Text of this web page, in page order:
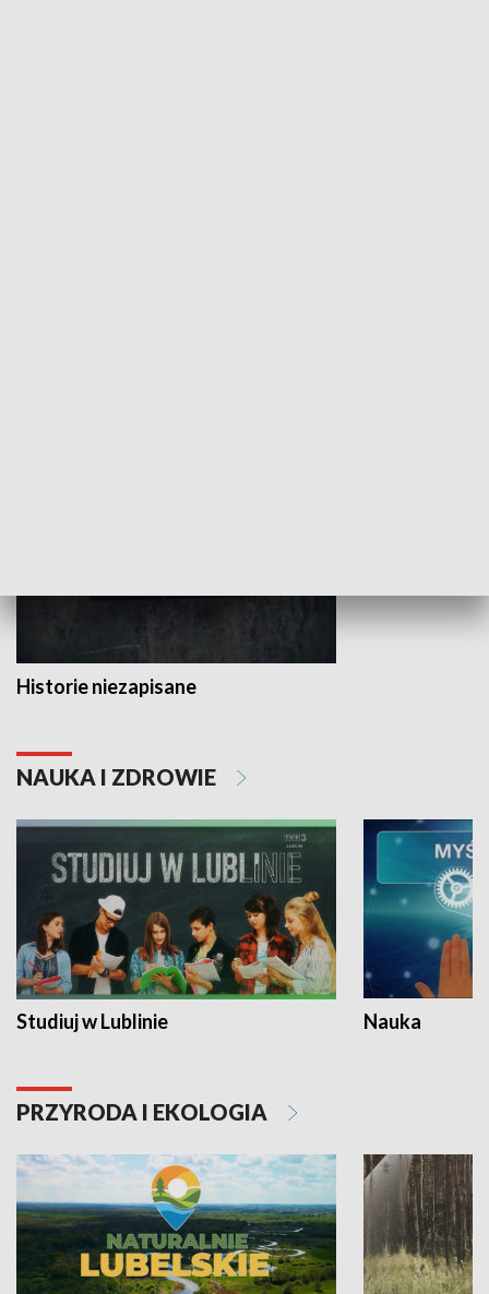
Historie niezapisane
NAUKA I ZDROWIE
Studiuj w Lublinie Nauka
PRZYRODA I EKOLOGIA